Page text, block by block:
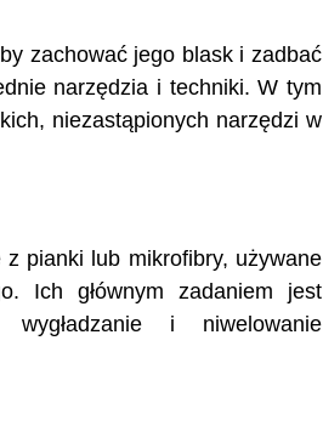
zachować jego blask i zadbać
narzędzia i techniki. W tym
niezastąpionych narzędzi w
pianki lub mikrofibry, używane
Ich głównym zadaniem jest
i niwelowanie